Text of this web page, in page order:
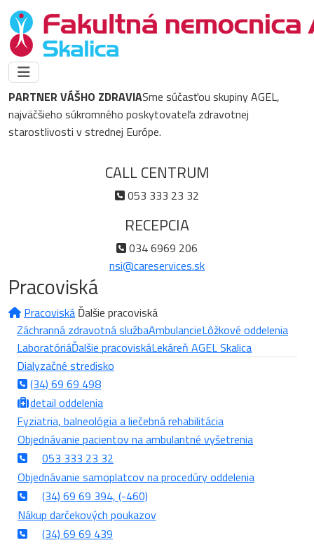
PARTNER VÁŠHO ZDRAVIASme súčasťou skupiny AGEL,
najväčšieho súkromného poskytovateľa zdravotnej
starostlivosti v strednej Európe.
CALL CENTRUM
053 333 23 32
RECEPCIA
034 6969 206
nsi@careservices.sk
Pracoviská
Pracoviská Ďalšie pracoviská
Záchranná zdravotná službaAmbulancieLôžkové oddelenia
LaboratóriáĎalšie pracoviskáLekáreň AGEL Skalica
Dialyzačné stredisko
(34) 69 69 498
detail oddelenia
Fyziatria, balneológia a liečebná rehabilitácia
Objednávanie pacientov na ambulantné vyšetrenia
053 333 23 32
Objednávanie samoplatcov na procedúry oddelenia
(34) 69 69 394, (-460)
Nákup darčekových poukazov
(34) 69 69 439